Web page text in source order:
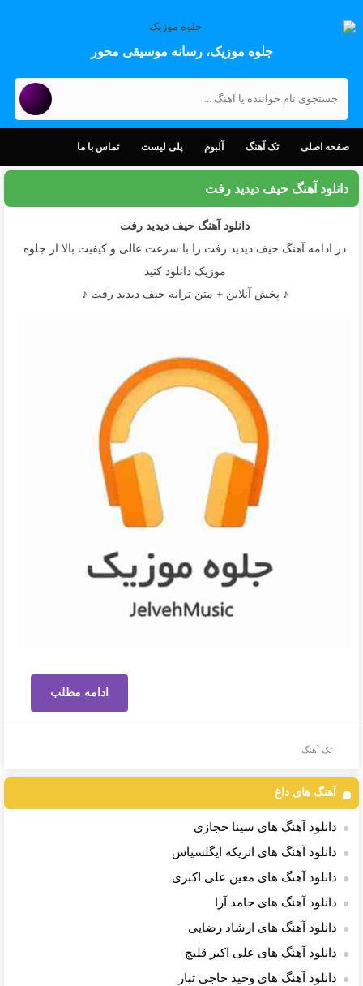
جلوه موزیک، رسانه موسیقی محور
صفحه اصلی تک آهنگ آلبوم پلی لیست تماس با ما
دانلود آهنگ حیف دیدید رفت
دانلود آهنگ حیف دیدید رفت
در ادامه آهنگ حیف دیدید رفت را با سرعت عالی و کیفیت بالا از جلوه
موزیک دانلود کنید
♪ پخش آنلاین + متن ترانه حیف دیدید رفت ♪
ادامه مطلب
تک آهنگ
آهنگ های داغ
دانلود آهنگ های سینا حجازی
دانلود آهنگ های انریکه ایگلسیاس
دانلود آهنگ های معین علی اکبری
دانلود آهنگ های حامد آرا
دانلود آهنگ های ارشاد رضایی
دانلود آهنگ های علی اکبر قلیچ
دانلود آهنگ های وحید حاجی تبار